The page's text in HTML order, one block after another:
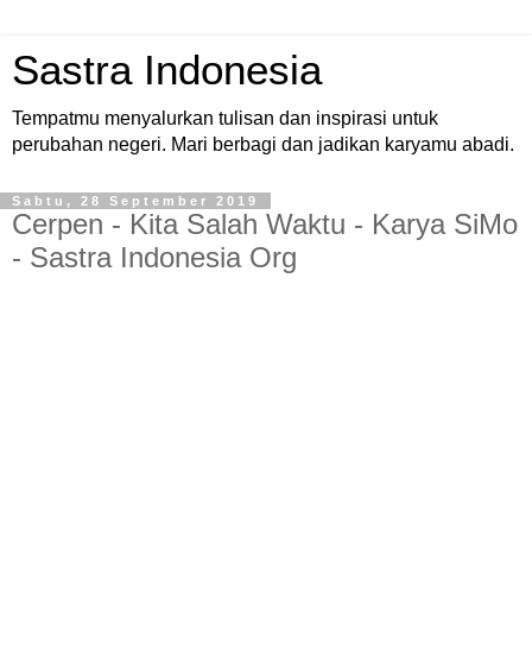
Sastra Indonesia
Tempatmu menyalurkan tulisan dan inspirasi untuk
perubahan negeri. Mari berbagi dan jadikan karyamu abadi.
Sabtu, 28 September 2019
Cerpen - Kita Salah Waktu - Karya SiMo
- Sastra Indonesia Org